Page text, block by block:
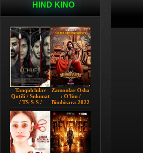
HIND KINO
Tanqidchilar
Qotili / Sukunat
/ TS-S-S /
Jimjitlik
Ortidagi Sir /
Chup 2022 HD
Hind kino
Zamonlar Osha
: O'lim /
Bimbisara 2022
Hind kino
Uzbek tilida